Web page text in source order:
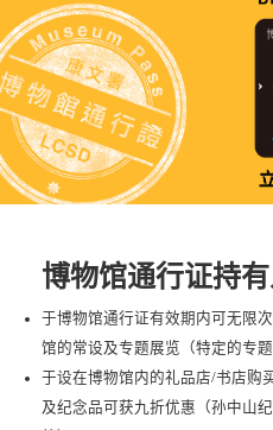
物
馆
博物馆通行证持
于博物馆通行证有效期内可无限
馆的常设及专题展览（特定的专题
于设在博物馆内的礼品店/书店购
及纪念品可获九折优惠（孙中山